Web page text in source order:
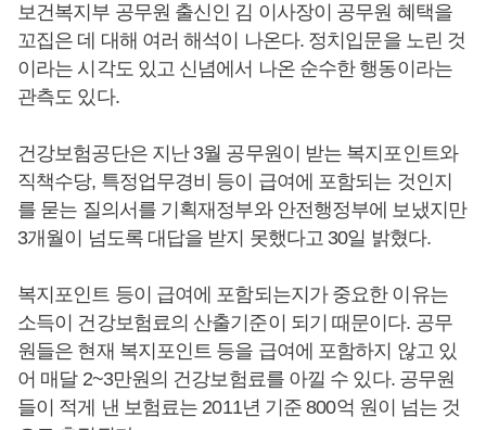
보건복지부 공무원 출신인 김 이사장이 공무원 혜택을
꼬집은 데 대해 여러 해석이 나온다. 정치입문을 노린 것
이라는 시각도 있고 신념에서 나온 순수한 행동이라는
관측도 있다.
건강보험공단은 지난 3월 공무원이 받는 복지포인트와
직책수당, 특정업무경비 등이 급여에 포함되는 것인지
를 묻는 질의서를 기획재정부와 안전행정부에 보냈지만
3개월이 넘도록 대답을 받지 못했다고 30일 밝혔다.
복지포인트 등이 급여에 포함되는지가 중요한 이유는
소득이 건강보험료의 산출기준이 되기 때문이다. 공무
원들은 현재 복지포인트 등을 급여에 포함하지 않고 있
어 매달 2~3만원의 건강보험료를 아낄 수 있다. 공무원
들이 적게 낸 보험료는 2011년 기준 800억 원이 넘는 것